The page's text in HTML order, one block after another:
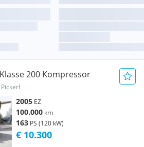
200 Kompressor
2005 EZ
100.000 km
163 PS (120 kW)
€ 10.300